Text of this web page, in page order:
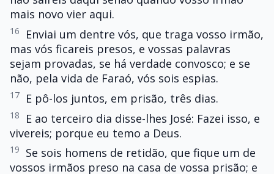
mais novo vier aqui.
16
Enviai um dentre vós, que traga vosso irmão,
mas vós ficareis presos, e vossas palavras
sejam provadas, se há verdade convosco; e se
não, pela vida de Faraó, vós sois espias.
17 E pô-los juntos, em prisão, três dias.
18
E ao terceiro dia disse-lhes José: Fazei isso, e
vivereis; porque eu temo a Deus.
19
Se sois homens de retidão, que fique um de
vossos irmãos preso na casa de vossa prisão; e